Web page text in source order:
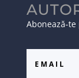
Abonează-